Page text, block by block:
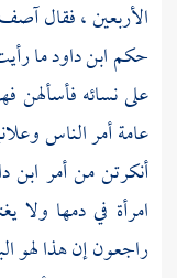
الأربعين ، فقالآصف
حكمابن داودما
على نسائه فأسألهن
عامة أمر الناس
أنكرتن من أمر ابن
امرأة في دمها ولا
راجعون إن هذا لهو